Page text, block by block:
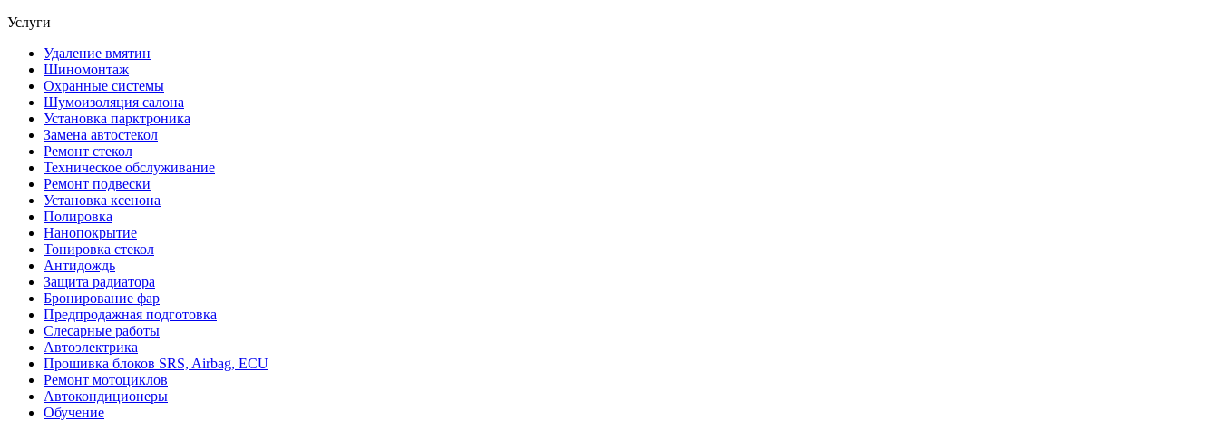
Услуги
Удаление вмятин
Шиномонтаж
Охранные системы
Шумоизоляция салона
Установка парктроника
Замена автостекол
Ремонт стекол
Техническое обслуживание
Ремонт подвески
Установка ксенона
Полировка
Нанопокрытие
Тонировка стекол
Антидождь
Защита радиатора
Бронирование фар
Предпродажная подготовка
Слесарные работы
Автоэлектрика
Прошивка блоков SRS, Airbag, ECU
Ремонт мотоциклов
Автокондиционеры
Обучение